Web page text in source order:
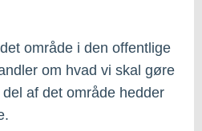
område i den offentlige
om hvad vi skal gøre
af det område hedder